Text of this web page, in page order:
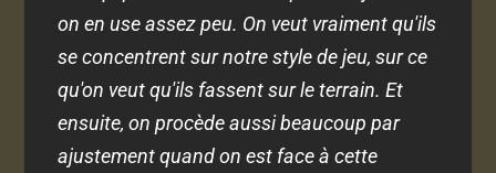
on en use assez peu. On veut vraiment qu'ils
se concentrent sur notre style de jeu, sur ce
qu'on veut qu'ils fassent sur le terrain. Et
ensuite, on procède aussi beaucoup par
ajustement quand on est face à cette